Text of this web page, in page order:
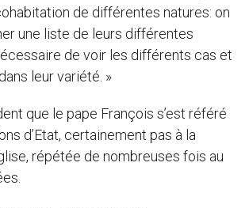
de différentes natures: on
une liste de leurs différentes
de voir les différents cas et
leur variété. »
que le pape François s’est référé
d’Etat, certainement pas à la
répétée de nombreuses fois au